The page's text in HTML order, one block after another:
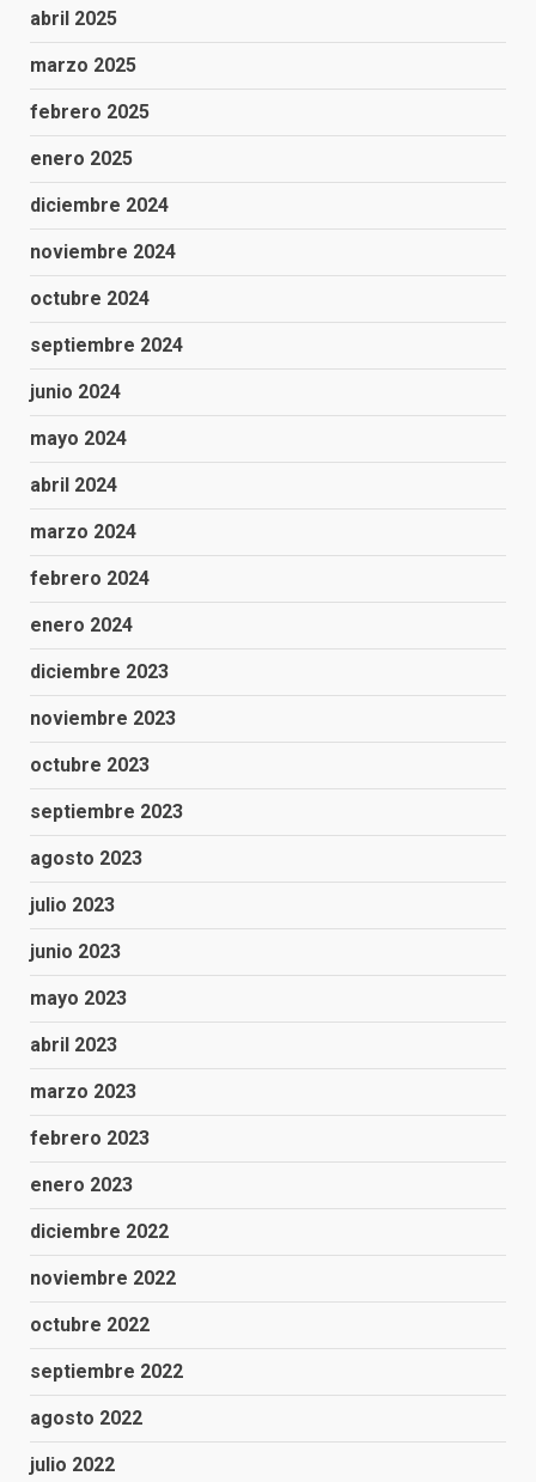
abril 2025
marzo 2025
febrero 2025
enero 2025
diciembre 2024
noviembre 2024
octubre 2024
septiembre 2024
junio 2024
mayo 2024
abril 2024
marzo 2024
febrero 2024
enero 2024
diciembre 2023
noviembre 2023
octubre 2023
septiembre 2023
agosto 2023
julio 2023
junio 2023
mayo 2023
abril 2023
marzo 2023
febrero 2023
enero 2023
diciembre 2022
noviembre 2022
octubre 2022
septiembre 2022
agosto 2022
julio 2022